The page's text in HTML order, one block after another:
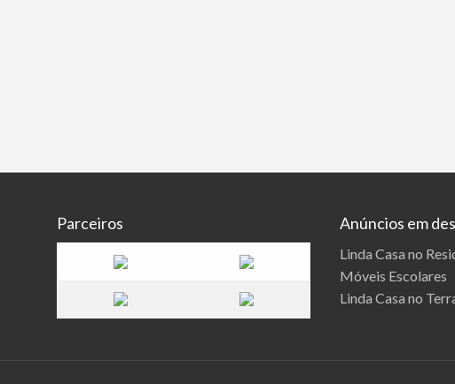
Parceiros Anúncios em
Linda Casa no
Móveis Escolares
Linda Casa no